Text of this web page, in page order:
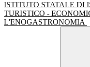
ISTITUTO STATALE DI
TURISTICO -
L'ENOGASTRONOMIA